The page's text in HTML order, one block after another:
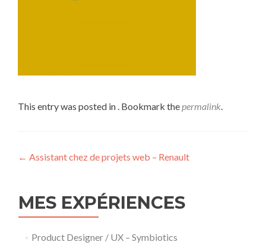
This entry was posted in . Bookmark thepermalink.
Post
← Assistant chez de projets web – Renault
MES EXPÉRIENCES
Product Designer / UX – Symbiotics